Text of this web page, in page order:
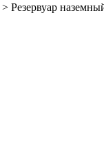
> Резервуар